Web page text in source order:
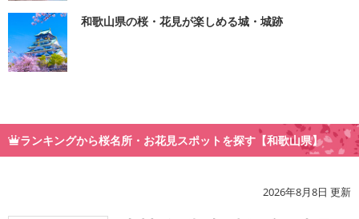
和歌山県の桜・花見が楽しめる城・城跡
ランキングから桜名所・お花見スポットを探す【和歌山県】
2026年8月8日 更新